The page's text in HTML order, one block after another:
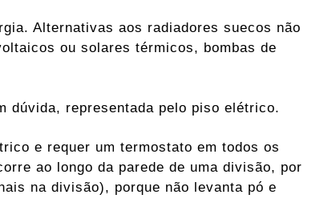
Alternativas aos radiadores suecos não
ou solares térmicos, bombas de
dúvida, representada pelo piso elétrico.
e requer um termostato em todos os
ao longo da parede de uma divisão, por
na divisão), porque não levanta pó e